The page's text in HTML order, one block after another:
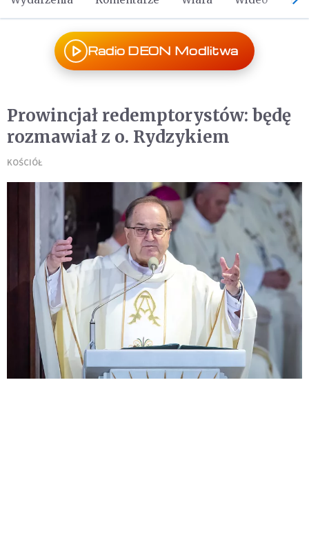
Radio DEON Modlitwa
Prowincjał redemptorystów: będę
rozmawiał z o. Rydzykiem
KOŚCIÓŁ